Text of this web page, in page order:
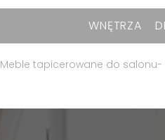
WNĘTRZA
Meble tapicerowane do salonu-